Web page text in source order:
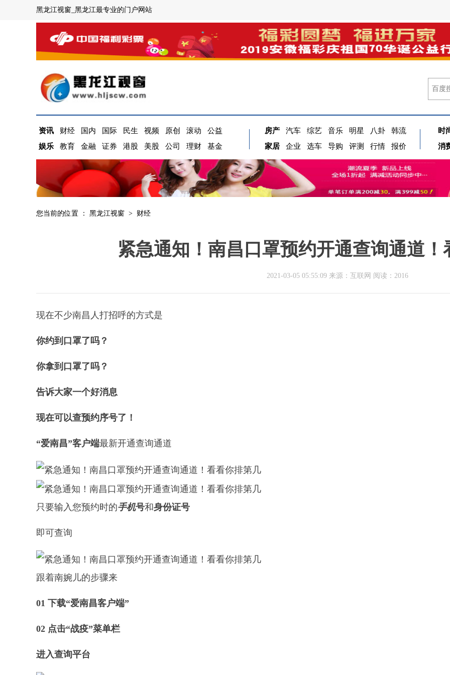
黑龙江视窗_黑龙江最专业的门户网站
资讯 财经 国内 国际 民生 视频 原创 滚动
公益
娱乐
教育 金融 证券 港股 美股 公司 理财 基金
房产 汽车 综艺 音乐 明星 八卦
韩流
家居
企业 选车 导购 评测 行情 报价
时
消
您当前的位置 ： 黑龙江视窗 > 财经
紧急通知！南昌口罩预约开通查询通道
2021-03-05 05:55:09 来源：互联网 阅读：2016
现在不少南昌人打招呼的方式是
你约到口罩了吗？
你拿到口罩了吗？
告诉大家一个好消息
现在可以查预约序号了！
“爱南昌”客户端最新开通查询通道
只要输入您预约时的手机号和身份证号
即可查询
跟着南婉儿的步骤来
01 下载“爱南昌客户端”
02 点击“战疫”菜单栏
进入查询平台